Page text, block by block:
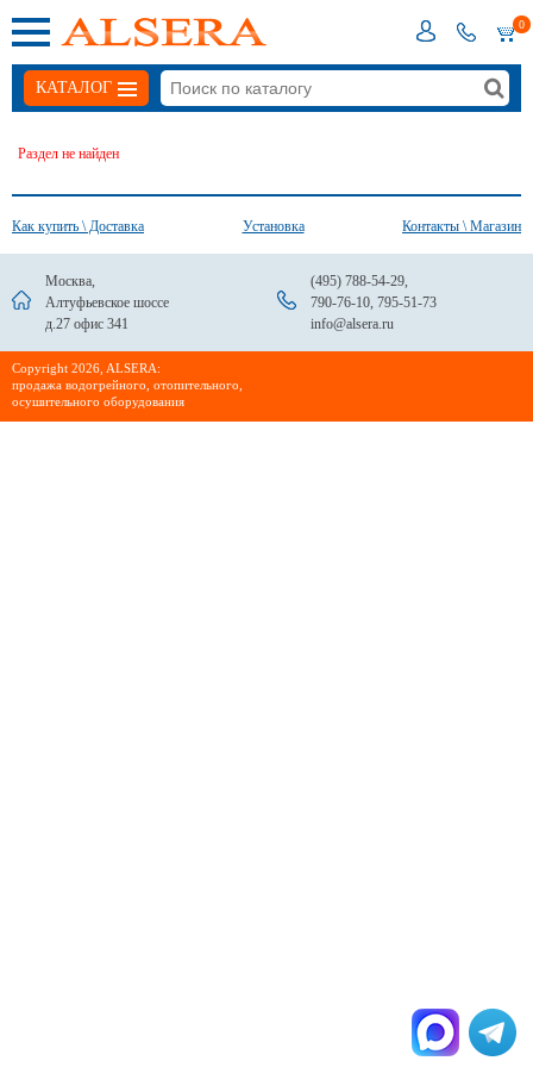
0
КАТАЛОГ
Раздел не найден
Как купить \ Доставка Установка Контакты \ Магазин
Москва,
Алтуфьевское шоссе
д.27 офис 341
(495) 788-54-29,
790-76-10, 795-51-73
info@alsera.ru
Сopyright 2026, ALSERA:
продажа водогрейного, отопительного,
осушительного оборудования